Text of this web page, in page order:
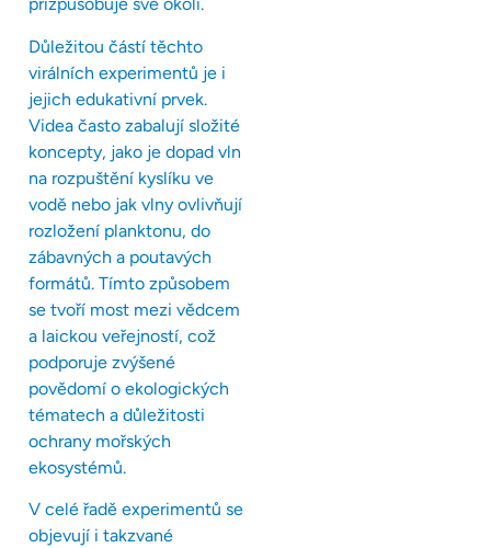
přizpůsobuje své okolí.
Důležitou částí těchto
virálních experimentů je i
jejich edukativní prvek.
Videa často zabalují složité
koncepty, jako je dopad vln
na rozpuštění kyslíku ve
vodě nebo jak vlny ovlivňují
rozložení planktonu, do
zábavných a poutavých
formátů. Tímto způsobem
se tvoří most mezi vědcem
a laickou veřejností, což
podporuje zvýšené
povědomí o ekologických
tématech a důležitosti
ochrany mořských
ekosystémů.
V celé řadě experimentů se
objevují i takzvané